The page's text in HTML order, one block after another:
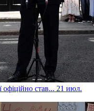
офіційно став... 21 июл.